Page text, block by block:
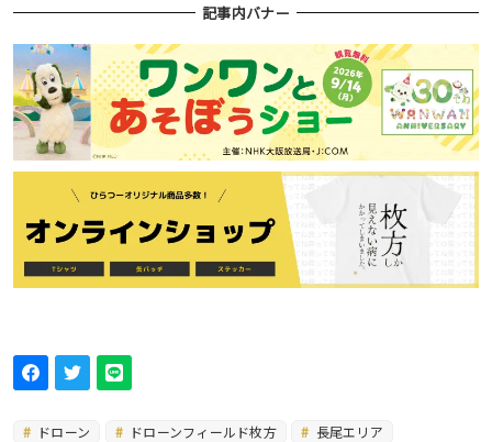
記事内バナー
ドローン ドローンフィールド枚方
長尾エリア